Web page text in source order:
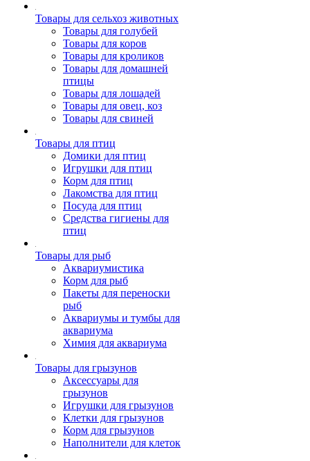
Товары для сельхоз животных
Товары для голубей
Товары для коров
Товары для кроликов
Товары для домашней
птицы
Товары для лошадей
Товары для овец, коз
Товары для свиней
Товары для птиц
Домики для птиц
Игрушки для птиц
Корм для птиц
Лакомства для птиц
Посуда для птиц
Средства гигиены для
птиц
Товары для рыб
Аквариумистика
Корм для рыб
Пакеты для переноски
рыб
Аквариумы и тумбы для
аквариума
Химия для аквариума
Товары для грызунов
Аксессуары для
грызунов
Игрушки для грызунов
Клетки для грызунов
Корм для грызунов
Наполнители для клеток